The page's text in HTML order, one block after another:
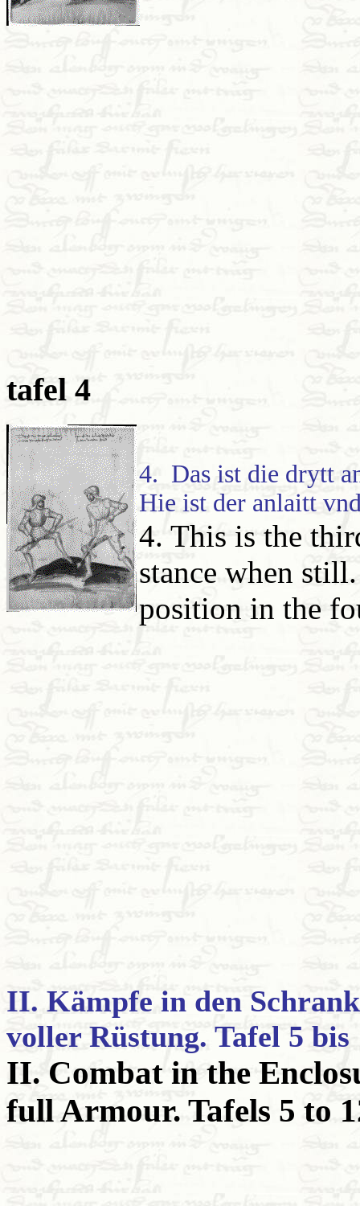
tafel 4
4. Das ist die drytt
Hie ist der anlaitt
4. This is the
stance when
position in the
II. Kämpfe in den
voller Rüstung. Tafel 5 bis
II. Combat in the
full Armour. Tafels 5 to